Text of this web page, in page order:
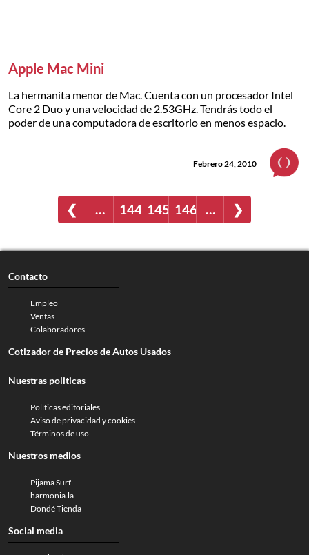
Apple Mac Mini
La hermanita menor de Mac. Cuenta con un procesador Intel
Core 2 Duo y una velocidad de 2.53GHz. Tendrás todo el
poder de una computadora de escritorio en menos espacio.
Febrero 24, 2010
❮ … 144 145 146 … ❯
Contacto
Empleo
Ventas
Colaboradores
Cotizador de Precios de Autos Usados
Nuestras politicas
Políticas editoriales
Aviso de privacidad y cookies
Términos de uso
Nuestros medios
Pijama Surf
harmonia.la
Dondé Tienda
Social media